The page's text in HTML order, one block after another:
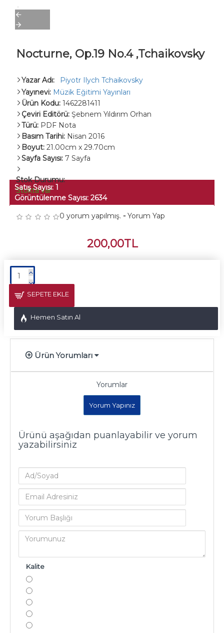
Nocturne, Op.19 No.4 ,Tchaikovsky
Yazar Adı:
Piyotr Ilych Tchaikovsky
Yayınevi: Müzik Eğitimi Yayınları
Ürün Kodu: 1462281411
Çeviri Editörü: Şebnem Yıldırım Orhan
Türü: PDF Nota
Basım Tarihi: Nisan 2016
Boyut: 21.00cm x 29.70cm
Sayfa Sayısı: 7 Sayfa
Stok Durumu:
Stokta var
Satış Sayısı: 1
Görüntülenme Sayısı: 2634
0 yorum yapılmış. - Yorum Yap
200,00TL
SEPETE EKLE
Hemen Satın Al
Ürün Yorumları
Yorumlar
Yorum Yapınız
Ürünü aşağıdan puanlayabilir ve yorum
yazabilirsiniz
Kalite